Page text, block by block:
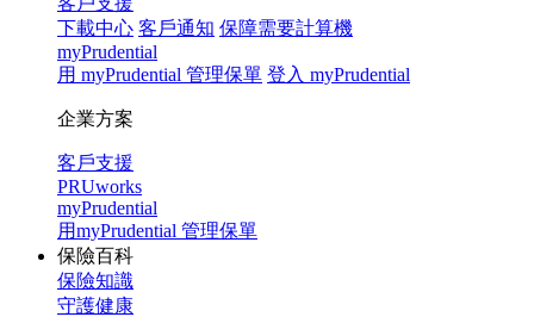
下載中心 客戶通知 保障需要計算機
myPrudential
用 myPrudential 管理保單 登入 myPrudential
企業方案
客戶支援
PRUworks
myPrudential
用myPrudential 管理保單
保險百科
保險知識
守護健康